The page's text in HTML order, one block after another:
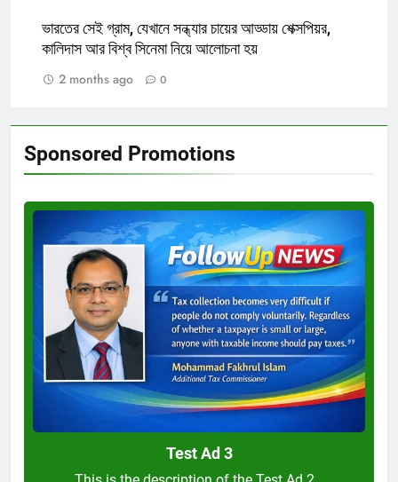
ভারতের সেই গ্রাম, যেখানে সন্ধ্যার চায়ের আড্ডায় শেক্সপিয়র,
কালিদাস আর বিশ্ব সিনেমা নিয়ে আলোচনা হয়
2 months ago
0
Sponsored Promotions
Ad
3
Test Ad 3